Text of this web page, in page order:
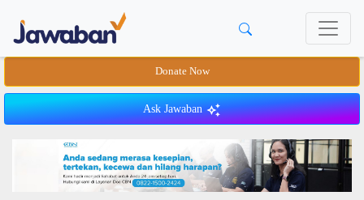
Donate Now
Ask Jawaban